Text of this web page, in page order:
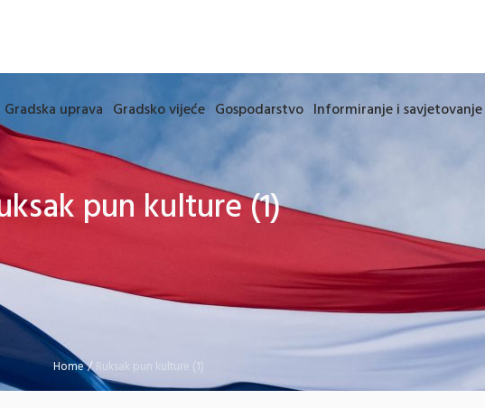
Gradska uprava Gradsko vijeće Gospodarstvo Informiranje i savjetovanje
pun kulture (1)
Home/Ruksak pun kulture (1)